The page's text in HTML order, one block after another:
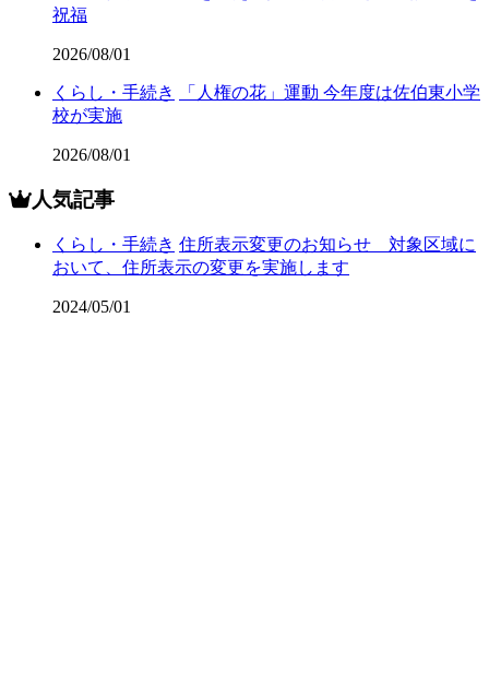
祝福
2026/08/01
くらし・手続き
「人権の花」運動 今年度は佐伯東小学
校が実施
2026/08/01
人気記事
くらし・手続き 住所表示変更のお知らせ 対象区域に
おいて、住所表示の変更を実施します
2024/05/01